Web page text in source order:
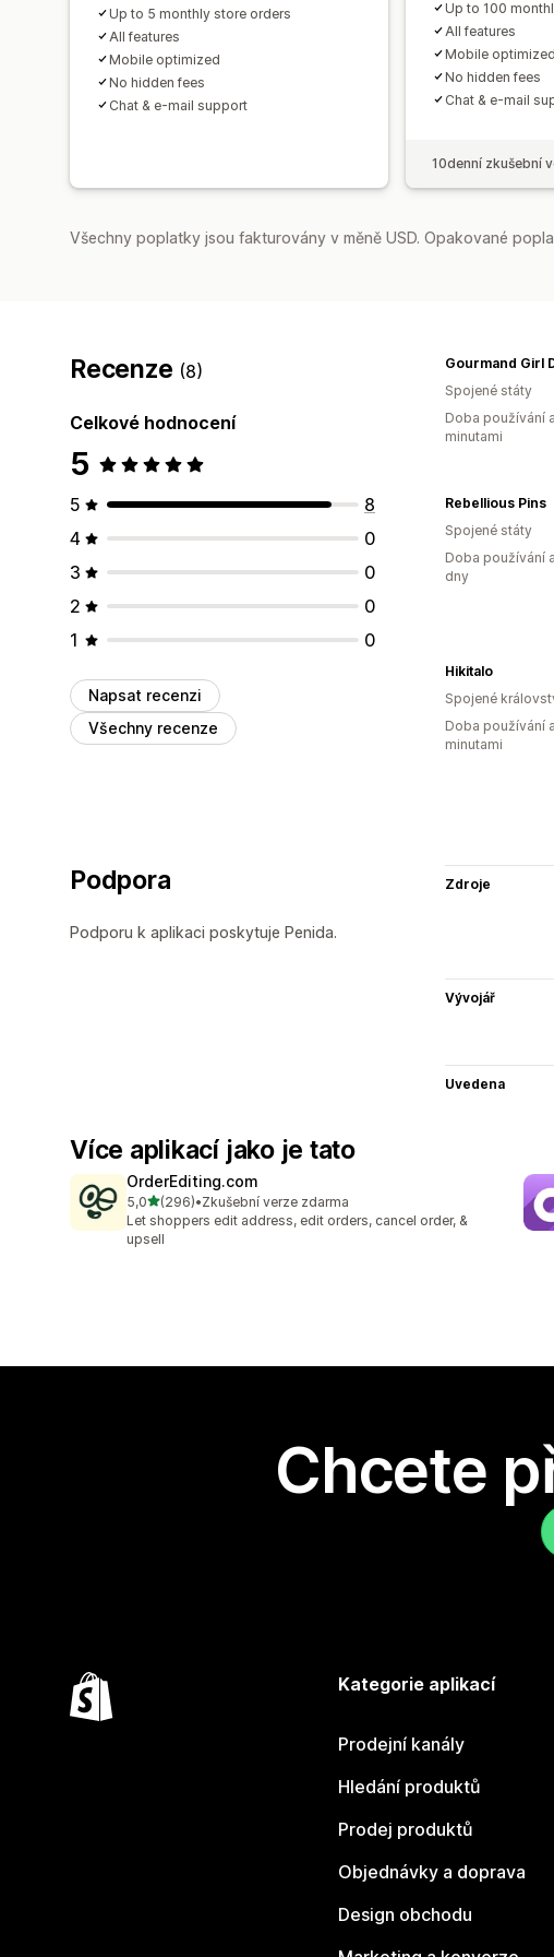
Up to 5 monthly store orders
All features
Mobile optimized
No hidden fees
Chat & e-mail support
Up to 100
All features
Mobile optimized
No hidden fees
Chat & e-mail
10denní zkušební
Všechny poplatky jsou fakturovány v měně USD. Opakované
Recenze (8)
Celkové hodnocení
5
5
8
4
0
3
0
2
0
1
0
Napsat recenzi
Všechny recenze
Gourmand Girl
Spojené státy
Doba používání
minutami
Rebellious Pins
Spojené státy
Doba používání
dny
Hikitalo
Spojené
Doba používání
minutami
Podpora
Podporu k aplikaci poskytuje Penida.
Zdroje
Vývojář
Uvedena
Více aplikací jako je tato
OrderEditing.com
5,0z 5 hvězd
(296)
Celkový počet recenzí: 296
•Zkušební verze zdarma
Let shoppers edit address, edit orders, cancel order, &
upsell
Chcete
Kategorie aplikací
Prodejní kanály
Hledání produktů
Prodej produktů
Objednávky a doprava
Design obchodu